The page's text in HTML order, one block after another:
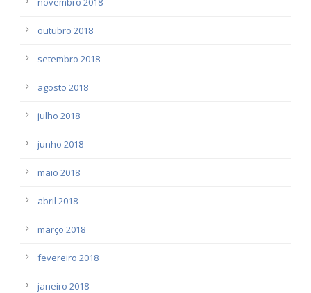
outubro 2018
setembro 2018
agosto 2018
julho 2018
junho 2018
maio 2018
abril 2018
março 2018
fevereiro 2018
janeiro 2018